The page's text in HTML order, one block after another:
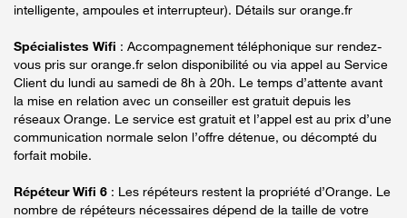
intelligente, ampoules et interrupteur). Détails sur orange.fr
Spécialistes Wifi : Accompagnement téléphonique sur rendez-
vous pris sur orange.fr selon disponibilité ou via appel au Service
Client du lundi au samedi de 8h à 20h. Le temps d’attente avant
la mise en relation avec un conseiller est gratuit depuis les
réseaux Orange. Le service est gratuit et l’appel est au prix d’une
communication normale selon l’offre détenue, ou décompté du
forfait mobile.
Répéteur Wifi 6 : Les répéteurs restent la propriété d’Orange. Le
nombre de répéteurs nécessaires dépend de la taille de votre